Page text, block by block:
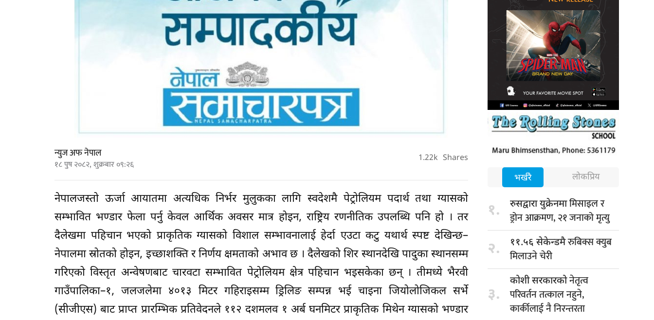
न्युज अफ नेपाल
१८ पुष २०८२, शुक्रबार ०९:२६ 1.22k Shares
नेपालजस्तो ऊर्जा आयातमा अत्यधिक निर्भर मुलुकका लागि स्वदेशमै पेट्रोलियम पदार्थ तथा ग्यासको
सम्भावित भण्डार फेला पर्नु केवल आर्थिक अवसर मात्र होइन, राष्ट्रिय रणनीतिक उपलब्धि पनि हो । तर
दैलेखमा पहिचान भएको प्राकृतिक ग्यासको विशाल सम्भावनालाई हेर्दा एउटा कटु यथार्थ स्पष्ट देखिन्छ–
नेपालमा स्रोतको होइन, इच्छाशक्ति र निर्णय क्षमताको अभाव छ । दैलेखको शिर स्थानदेखि पादुका स्थानसम्म
गरिएको विस्तृत अन्वेषणबाट चारवटा सम्भावित पेट्रोलियम क्षेत्र पहिचान भइसकेका छन् । तीमध्ये भैरवी
गाउँपालिका–१, जलजलेमा ४०१३ मिटर गहिराइसम्म ड्रिलिङ सम्पन्न भई चाइना जियोलोजिकल सर्भे
(सीजीएस) बाट प्राप्त प्रारम्भिक प्रतिवेदनले ११२ दशमलव १ अर्ब घनमिटर प्राकृतिक मिथेन ग्यासको भण्डार
भर्खरै लोकप्रिय
१. रुसद्वारा युक्रेनमामिसाइल र
ड्रोन आक्रमण, २१ जनाको मृत्यु
२. ११.५६ सेकेन्डमैरुबिक्स क्युब
मिलाउने चेरी
३.
कोशी सरकारकोनेतृत्व
परिवर्तन तत्काल नहुने,
कार्कीलाई नै निरन्तरता